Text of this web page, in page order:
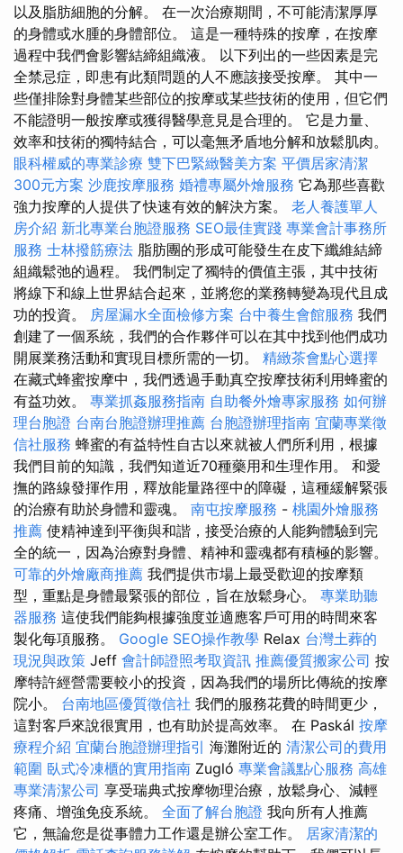
以及脂肪細胞的分解。 在一次治療期間，不可能清潔厚厚
的身體或水腫的身體部位。 這是一種特殊的按摩，在按摩
過程中我們會影響結締組織液。 以下列出的一些因素是完
全禁忌症，即患有此類問題的人不應該接受按摩。 其中一
些僅排除對身體某些部位的按摩或某些技術的使用，但它們
不能證明一般按摩或獲得醫學意見是合理的。 它是力量、
效率和技術的獨特結合，可以毫無矛盾地分解和放鬆肌肉。
眼科權威的專業診療 雙下巴緊緻醫美方案 平價居家清潔
300元方案 沙鹿按摩服務 婚禮專屬外燴服務 它為那些喜歡
強力按摩的人提供了快速有效的解決方案。 老人養護單人
房介紹 新北專業台胞證服務 SEO最佳實踐 專業會計事務所
服務 士林撥筋療法 脂肪團的形成可能發生在皮下纖維結締
組織鬆弛的過程。 我們制定了獨特的價值主張，其中技術
將線下和線上世界結合起來，並將您的業務轉變為現代且成
功的投資。 房屋漏水全面檢修方案 台中養生會館服務 我們
創建了一個系統，我們的合作夥伴可以在其中找到他們成功
開展業務活動和實現目標所需的一切。 精緻茶會點心選擇
在藏式蜂蜜按摩中，我們透過手動真空按摩技術利用蜂蜜的
有益功效。 專業抓姦服務指南 自助餐外燴專家服務 如何辦
理台胞證 台南台胞證辦理推薦 台胞證辦理指南 宜蘭專業徵
信社服務 蜂蜜的有益特性自古以來就被人們所利用，根據
我們目前的知識，我們知道近70種藥用和生理作用。 和愛
撫的路線發揮作用，釋放能量路徑中的障礙，這種緩解緊張
的治療有助於身體和靈魂。 南屯按摩服務 - 桃園外燴服務
推薦 使精神達到平衡與和諧，接受治療的人能夠體驗到完
全的統一，因為治療對身體、精神和靈魂都有積極的影響。
可靠的外燴廠商推薦 我們提供市場上最受歡迎的按摩類
型，重點是身體最緊張的部位，旨在放鬆身心。 專業助聽
器服務 這使我們能夠根據強度並適應客戶可用的時間來客
製化每項服務。 Google SEO操作教學 Relax 台灣土葬的
現況與政策 Jeff 會計師證照考取資訊 推薦優質搬家公司 按
摩特許經營需要較小的投資，因為我們的場所比傳統的按摩
院小。 台南地區優質徵信社 我們的服務花費的時間更少，
這對客戶來說很實用，也有助於提高效率。 在 Paskál 按摩
療程介紹 宜蘭台胞證辦理指引 海灘附近的 清潔公司的費用
範圍 臥式冷凍櫃的實用指南 Zugló 專業會議點心服務 高雄
專業清潔公司 享受瑞典式按摩物理治療，放鬆身心、減輕
疼痛、增強免疫系統。 全面了解台胞證 我向所有人推薦
它，無論您是從事體力工作還是辦公室工作。 居家清潔的